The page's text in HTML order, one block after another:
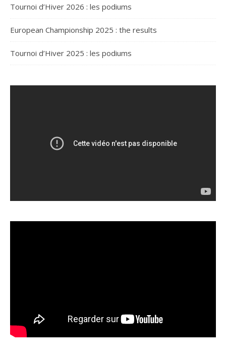
Tournoi d’Hiver 2026 : les podiums
European Championship 2025 : the results
Tournoi d’Hiver 2025 : les podiums